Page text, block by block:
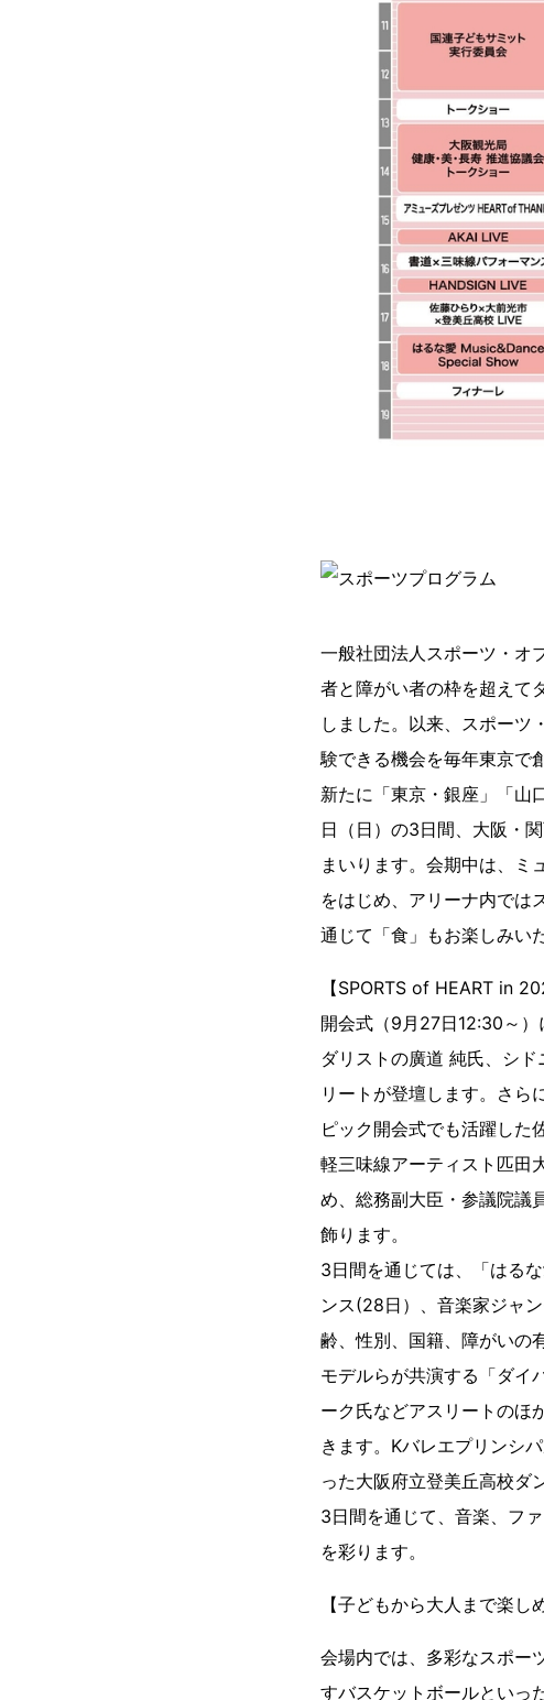
一般社団法人スポーツ・オ
者と障がい者の枠を超えて
しました。以来、スポーツ
験できる機会を毎年東京で
新たに「東京・銀座」「山
日（日）の3日間、大阪・
まいります。会期中は、ミ
をはじめ、アリーナ内では
通じて「食」もお楽しみい
【SPORTS of HEART in
開会式（9月27日12:30～
ダリストの廣道 純氏、シ
リートが登壇します。さら
ピック開会式でも活躍した
軽三味線アーティスト匹田
め、総務副大臣・参議院議
飾ります。
3日間を通じては、「はる
ンス(28日）、音楽家ジャ
齢、性別、国籍、障がいの
モデルらが共演する「ダイ
ーク氏などアスリートのほ
きます。Kバレエプリンシ
った大阪府立登美丘高校ダ
3日間を通じて、音楽、フ
を彩ります。
【子どもから大人まで楽し
会場内では、多彩なスポー
すバスケットボールといっ